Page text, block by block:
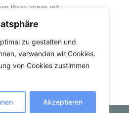
zu gestalten und
verwenden wir Cookies.
von Cookies zustimmen
Akzeptieren
lösen lernen mit
- 16:00
Tanzworkshop
-12:00